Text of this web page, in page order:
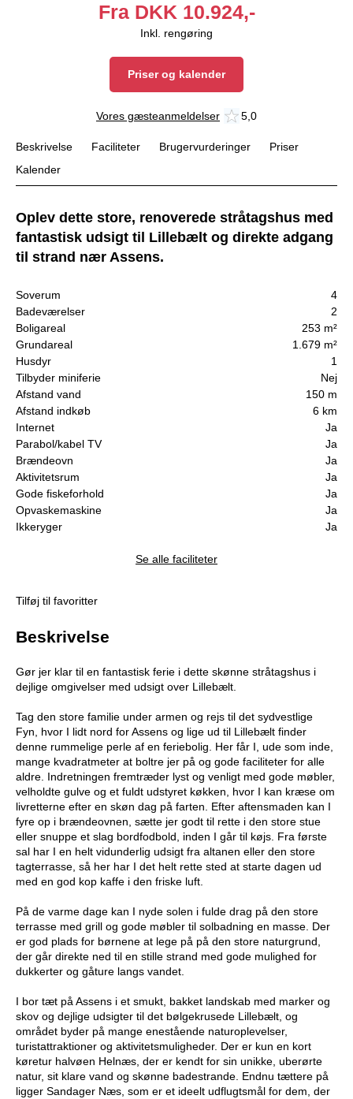
Fra DKK 10.924,-
Inkl. rengøring
Priser og kalender
Vores gæsteanmeldelser 5,0
Beskrivelse Faciliteter Brugervurderinger
Priser
Kalender
Oplev dette store, renoverede stråtagshus med
fantastisk udsigt til Lillebælt og direkte adgang
til strand nær Assens.
Soverum
4
Badeværelser
2
Boligareal
253 m²
Grundareal
1.679 m²
Husdyr
1
Tilbyder miniferie
Nej
Afstand vand
150 m
Afstand indkøb
6 km
Internet
Ja
Parabol/kabel TV
Ja
Brændeovn
Ja
Aktivitetsrum
Ja
Gode fiskeforhold
Ja
Opvaskemaskine
Ja
Ikkeryger
Ja
Se alle faciliteter
Tilføj til favoritter
Beskrivelse
Gør jer klar til en fantastisk ferie i dette skønne stråtagshus i
dejlige omgivelser med udsigt over Lillebælt.
Tag den store familie under armen og rejs til det sydvestlige
Fyn, hvor I lidt nord for Assens og lige ud til Lillebælt finder
denne rummelige perle af en feriebolig. Her får I, ude som inde,
mange kvadratmeter at boltre jer på og gode faciliteter for alle
aldre. Indretningen fremtræder lyst og venligt med gode møbler,
velholdte gulve og et fuldt udstyret køkken, hvor I kan kræse om
livretterne efter en skøn dag på farten. Efter aftensmaden kan I
fyre op i brændeovnen, sætte jer godt til rette i den store stue
eller snuppe et slag bordfodbold, inden I går til køjs. Fra første
sal har I en helt vidunderlig udsigt fra altanen eller den store
tagterrasse, så her har I det helt rette sted at starte dagen ud
med en god kop kaffe i den friske luft.
På de varme dage kan I nyde solen i fulde drag på den store
terrasse med grill og gode møbler til solbadning en masse. Der
er god plads for børnene at lege på på den store naturgrund,
der går direkte ned til en stille strand med gode mulighed for
dukkerter og gåture langs vandet.
I bor tæt på Assens i et smukt, bakket landskab med marker og
skov og dejlige udsigter til det bølgekrusede Lillebælt, og
området byder på mange enestående naturoplevelser,
turistattraktioner og aktivitetsmuligheder. Der er kun en kort
køretur halvøen Helnæs, der er kendt for sin unikke, uberørte
natur, sit klare vand og skønne badestrande. Endnu tættere på
ligger Sandager Næs, som er et ideelt udflugtsmål for dem, der